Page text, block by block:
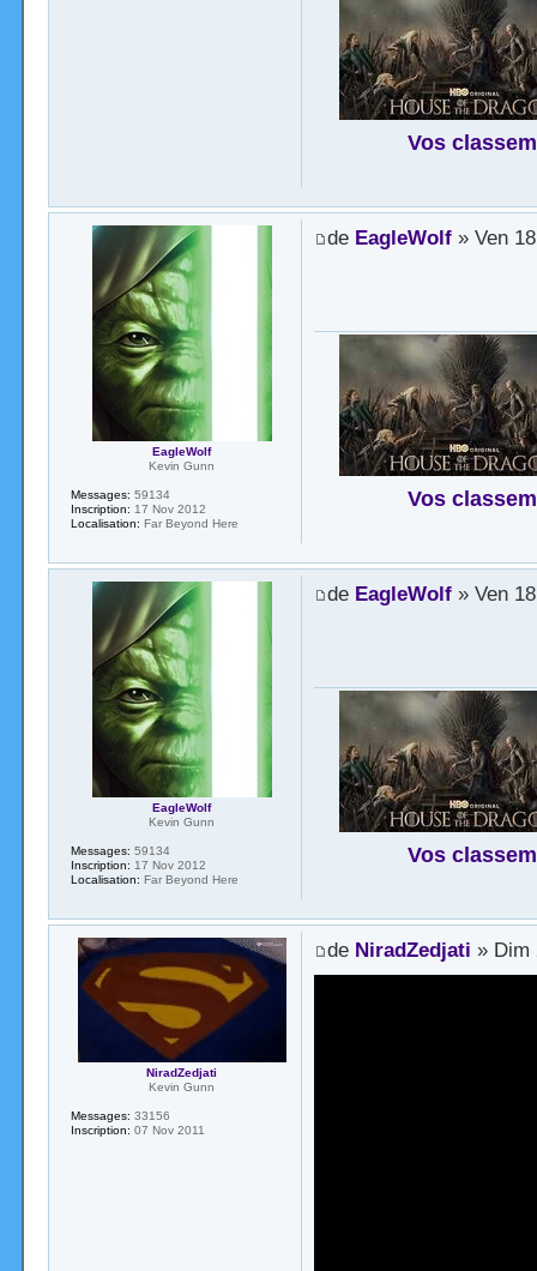
Vos
de EagleWolf» Ven
Vos
EagleWolf
Kevin Gunn
Messages: 59134
Inscription: 17 Nov 2012
Localisation: Far Beyond Here
de EagleWolf» Ven
Vos
EagleWolf
Kevin Gunn
Messages: 59134
Inscription: 17 Nov 2012
Localisation: Far Beyond Here
de NiradZedjati » Dim
NiradZedjati
Kevin Gunn
Messages: 33156
Inscription: 07 Nov 2011